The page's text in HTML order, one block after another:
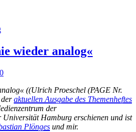
wieder analog«
0
((Ulrich Proeschel (PAGE Nr.
aktuellen Ausgabe des Themenheftes
der
Universität Hamburg erschienen und ist
Plönges und mir.